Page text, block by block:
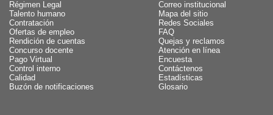
Régimen Legal
Talento humano
Contratación
Ofertas de empleo
Rendición de cuentas
Concurso docente
Pago Virtual
Control interno
Calidad
Buzón de notificaciones
Correo institucional
Mapa del sitio
Redes Sociales
FAQ
Quejas y reclamos
Atención en línea
Encuesta
Contáctenos
Estadísticas
Glosario